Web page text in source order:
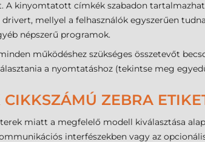
kinyomtatott címkék szabadon
mellyel a felhasználók egyszerűen
népszerű programok.
működéshez szükséges összetevőt
a nyomtatáshoz (tekintse meg
ZEBRA
miatt a megfelelő modell kiválasztása
interfészekben vagy az